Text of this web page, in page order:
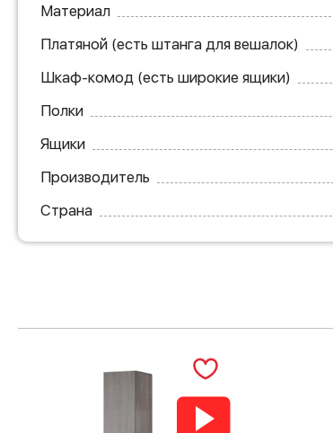
Материал
Платяной (есть штанга для вешалок)
Шкаф-комод (есть широкие ящики)
Полки
Ящики
Производитель
Страна